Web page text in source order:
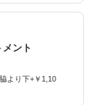
ント
より下+￥1,10